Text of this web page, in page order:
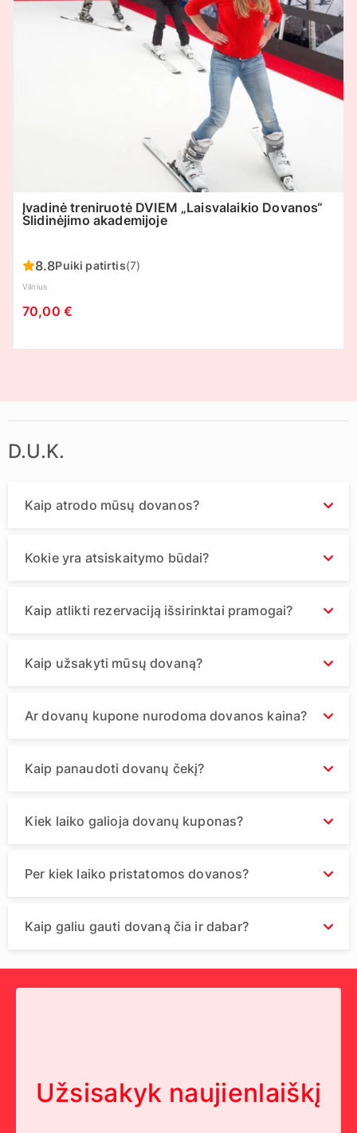
Įvadinė treniruotė DVIEM „Laisvalaikio Dovanos“
Slidinėjimo akademijoje
8.8Puiki patirtis(7)
Vilnius
70,00 €
D.U.K.
Kaip atrodo mūsų dovanos?
Kokie yra atsiskaitymo būdai?
Kaip atlikti rezervaciją išsirinktai pramogai?
Kaip užsakyti mūsų dovaną?
Ar dovanų kupone nurodoma dovanos kaina?
Kaip panaudoti dovanų čekį?
Kiek laiko galioja dovanų kuponas?
Per kiek laiko pristatomos dovanos?
Kaip galiu gauti dovaną čia ir dabar?
Užsisakyk naujienlaiškį